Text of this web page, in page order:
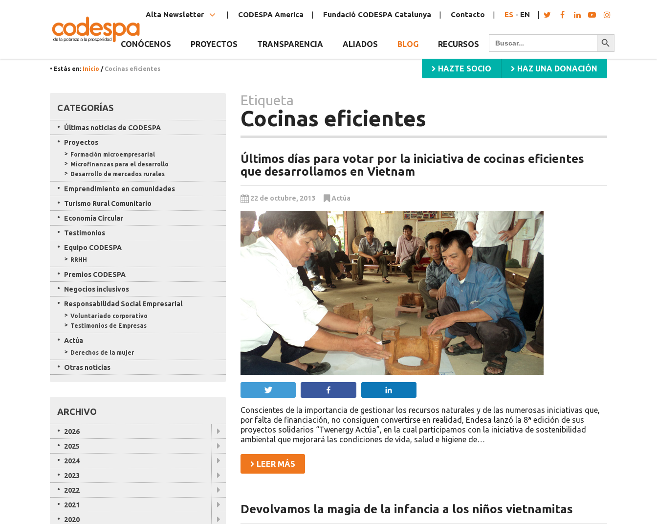
Cocinas
eficientes
Alta Newsletter CODESPA America Fundació CODESPA Catalunya Contacto ES - EN
CONÓCENOS PROYECTOS TRANSPARENCIA ALIADOS BLOG RECURSOS
Buscar: Botón de búsqueda
HAZTE SOCIO HAZ UNA DONACIÓN
• Estás en: Inicio / Cocinas eficientes
Etiqueta
Cocinas eficientes
Últimos días para votar por la iniciativa de cocinas eficientes
que desarrollamos en Vietnam
22 de octubre, 2013 Actúa
Conscientes de la importancia de gestionar los recursos naturales y de las numerosas iniciativas que,
por falta de financiación, no consiguen convertirse en realidad, Endesa lanzó la 8ª edición de sus
proyectos solidarios “Twenergy Actúa”, en la cual participamos con la iniciativa de sostenibilidad
ambiental que mejorará las condiciones de vida, salud e higiene de…
LEER MÁS
Devolvamos la magia de la infancia a los niños vietnamitas
CATEGORÍAS
Últimas noticias de CODESPA
Proyectos
Formación microempresarial
Microfinanzas para el desarrollo
Desarrollo de mercados rurales
Emprendimiento en comunidades
Turismo Rural Comunitario
Economía Circular
Testimonios
Equipo CODESPA
RRHH
Premios CODESPA
Negocios inclusivos
Responsabilidad Social Empresarial
Voluntariado corporativo
Testimonios de Empresas
Actúa
Derechos de la mujer
Otras noticias
ARCHIVO
2026
2025
2024
2023
2022
2021
2020